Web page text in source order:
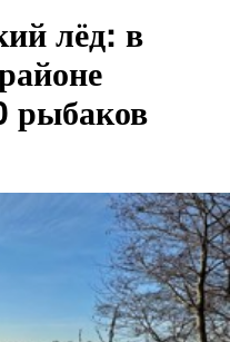
лёд: в
рыбаков